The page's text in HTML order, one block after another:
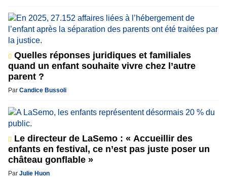
Quelles réponses juridiques et familiales
quand un enfant souhaite vivre chez l’autre
parent ?
Par Candice Bussoli
Le directeur de LaSemo : « Accueillir des
enfants en festival, ce n’est pas juste poser un
château gonflable »
Par Julie Huon